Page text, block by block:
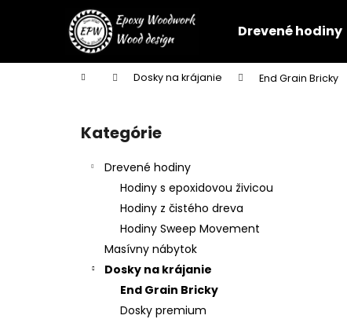
Drevené hodiny
Domov Dosky na krájanie End Grain Bricky
Preskočiť
kategórie
Kategórie
Drevené hodiny
Hodiny s epoxidovou živicou
Hodiny z čistého dreva
Hodiny Sweep Movement
Masívny nábytok
Dosky na krájanie
End Grain Bricky
Dosky premium
í
Späť
do
Späť
do